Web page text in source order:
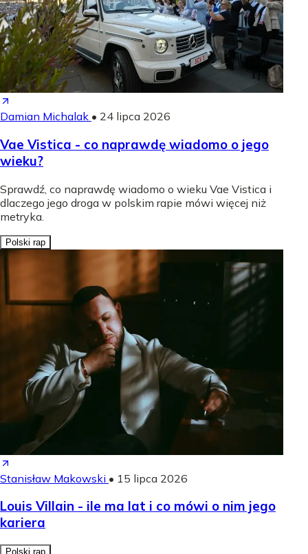
Damian Michalak • 24 lipca 2026
Vae Vistica - co naprawdę wiadomo o jego
wieku?
Sprawdź, co naprawdę wiadomo o wieku Vae Vistica i
dlaczego jego droga w polskim rapie mówi więcej niż
metryka.
Polski rap
Stanisław Makowski • 15 lipca 2026
Louis Villain - ile ma lat i co mówi o nim jego
kariera
Polski rap